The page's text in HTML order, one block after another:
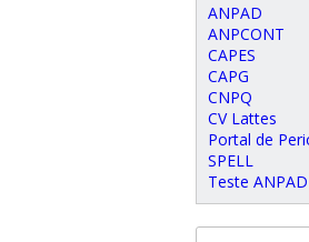
ANPAD
ANPCONT
CAPES
CAPG
CNPQ
CV Lattes
Portal de
SPELL
Teste ANPAD